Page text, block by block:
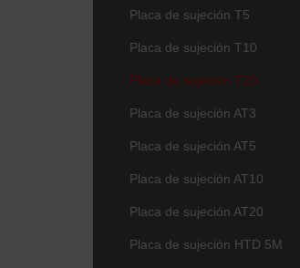
Placa de sujeción T5
Placa de sujeción T10
Placa de sujeción T20
Placa de sujeción AT3
Placa de sujeción AT5
Placa de sujeción AT10
Placa de sujeción AT20
Placa de sujeción HTD 5M